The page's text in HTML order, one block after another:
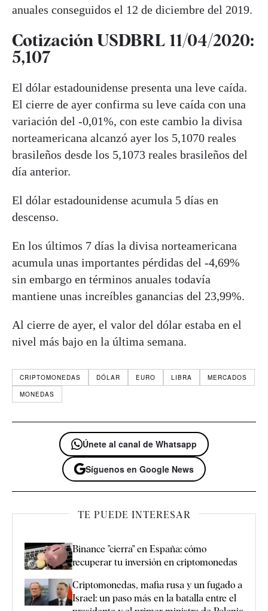
anuales conseguidos el 12 de diciembre del 2019.
Cotización USDBRL 11/04/2020:
5,107
El dólar estadounidense presenta una leve caída.
El cierre de ayer confirma su leve caída con una
variación del -0,01%, con este cambio la divisa
norteamericana alcanzó ayer los 5,1070 reales
brasileños desde los 5,1073 reales brasileños del
día anterior.
El dólar estadounidense acumula 5 días en
descenso.
En los últimos 7 días la divisa norteamericana
acumula unas importantes pérdidas del -4,69%
sin embargo en términos anuales todavía
mantiene unas increíbles ganancias del 23,99%.
Al cierre de ayer, el valor del dólar estaba en el
nivel más bajo en la última semana.
CRIPTOMONEDAS DÓLAR EURO LIBRA
MERCADOS
MONEDAS
Únete al canal de Whatsapp
Síguenos en Google News
TE PUEDE INTERESAR
Binance "cierra" en España: cómo
recuperar tu inversión en criptomonedas
Criptomonedas, mafia rusa y un fugado a
Israel: un paso más en la batalla entre el